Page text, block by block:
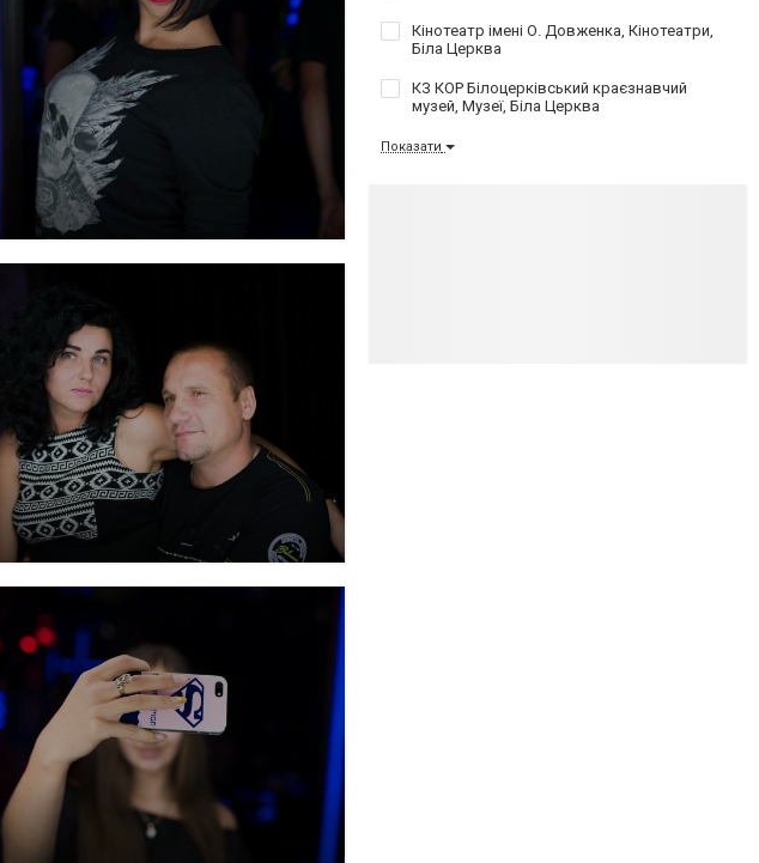
Кінотеатр імені О. Довженка, Кінотеатри,
Біла Церква
КЗ КОР Білоцерківський краєзнавчий
музей, Музеї, Біла Церква
Показати